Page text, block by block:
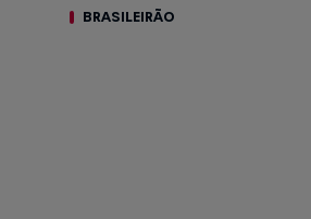
BRASILEIRÃO